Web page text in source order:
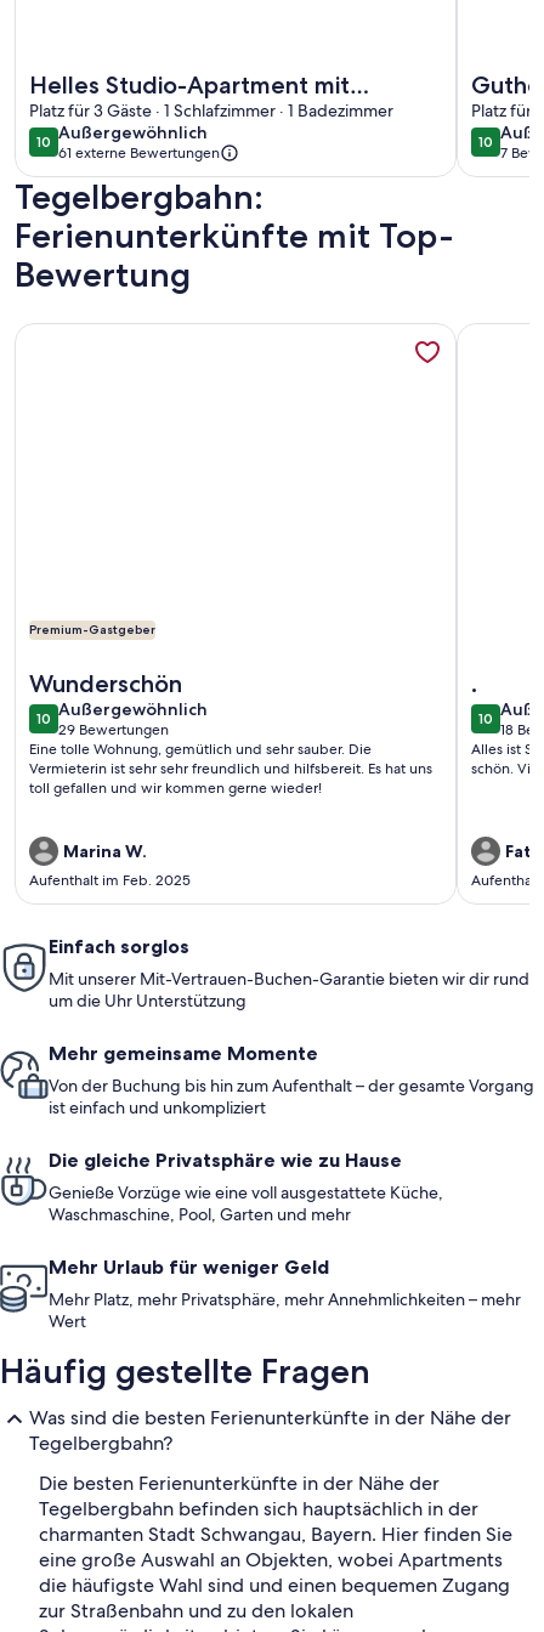
Helles Studio-Apartment mit
Schlossblick
Platz für 3 Gäste · 1 Schlafzimmer · 1 Badezimmer
1010 von 10
Außergewöhnlich
außergewöhnlich
61 externe Bewertungen
Mai
Platz für
1010 von
7
(7
Tegelbergbahn:
Ferienunterkünfte mit Top-
Bewertung
Premium-Gastgeber
Wunderschön
1010 von 10
Außergewöhnlich
außergewöhnlich
29 Bewertungen
(29
bewertungen)
Eine tolle Wohnung, gemütlich und sehr sauber. Die
Vermieterin ist sehr sehr freundlich und hilfsbereit. Es hat uns
toll gefallen und wir kommen gerne wieder!
Marina W.
Aufenthalt im Feb. 2025
Weitere Infos zu FeWo Bergstimmung - mit traumhaftem
.
1010 von
18
(18
Alles ist
schön.
Aufenthalt
Weitere
Einfach sorglos
Mit unserer Mit-Vertrauen-Buchen-Garantie bieten wir dir rund
um die Uhr Unterstützung
Mehr gemeinsame Momente
Von der Buchung bis hin zum Aufenthalt – der gesamte Vorgang
ist einfach und unkompliziert
Die gleiche Privatsphäre wie zu Hause
Genieße Vorzüge wie eine voll ausgestattete Küche,
Waschmaschine, Pool, Garten und mehr
Mehr Urlaub für weniger Geld
Mehr Platz, mehr Privatsphäre, mehr Annehmlichkeiten – mehr
Wert
Häufig gestellte Fragen
Was sind die besten Ferienunterkünfte in der Nähe der
Tegelbergbahn?
Die besten Ferienunterkünfte in der Nähe der
Tegelbergbahn befinden sich hauptsächlich in der
charmanten Stadt Schwangau, Bayern. Hier finden Sie
eine große Auswahl an Objekten, wobei Apartments
die häufigste Wahl sind und einen bequemen Zugang
zur Straßenbahn und zu den lokalen